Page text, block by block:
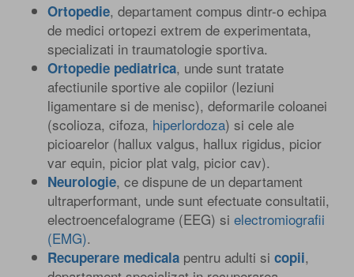
Ortopedie, departament compus dintr-o echipa
de medici ortopezi extrem de experimentata,
specializati in traumatologie sportiva.
Ortopedie pediatrica, unde sunt tratate
afectiunile sportive ale copiilor (leziuni
ligamentare si de menisc), deformarile coloanei
(scolioza, cifoza, hiperlordoza) si cele ale
picioarelor (hallux valgus, hallux rigidus, picior
var equin, picior plat valg, picior cav).
Neurologie, ce dispune de un departament
ultraperformant, unde sunt efectuate consultatii,
electroencefalograme (EEG) si electromiografii
(EMG).
Recuperare medicala pentru adulti si copii,